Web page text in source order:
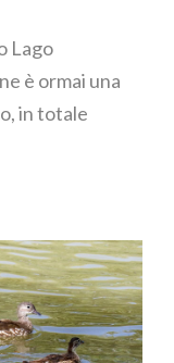
Lago
è ormai una
in totale